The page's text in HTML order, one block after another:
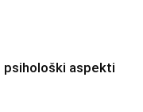
psihološki aspekti